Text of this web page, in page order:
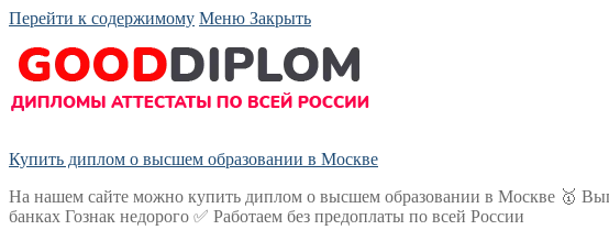
Перейти к содержимому Меню Закрыть
Купить диплом о высшем образовании в Москве
На нашем сайте можно купить диплом о высшем образовании в Москве 🥇
банках Гознак недорого ✅ Работаем без предоплаты по всей России